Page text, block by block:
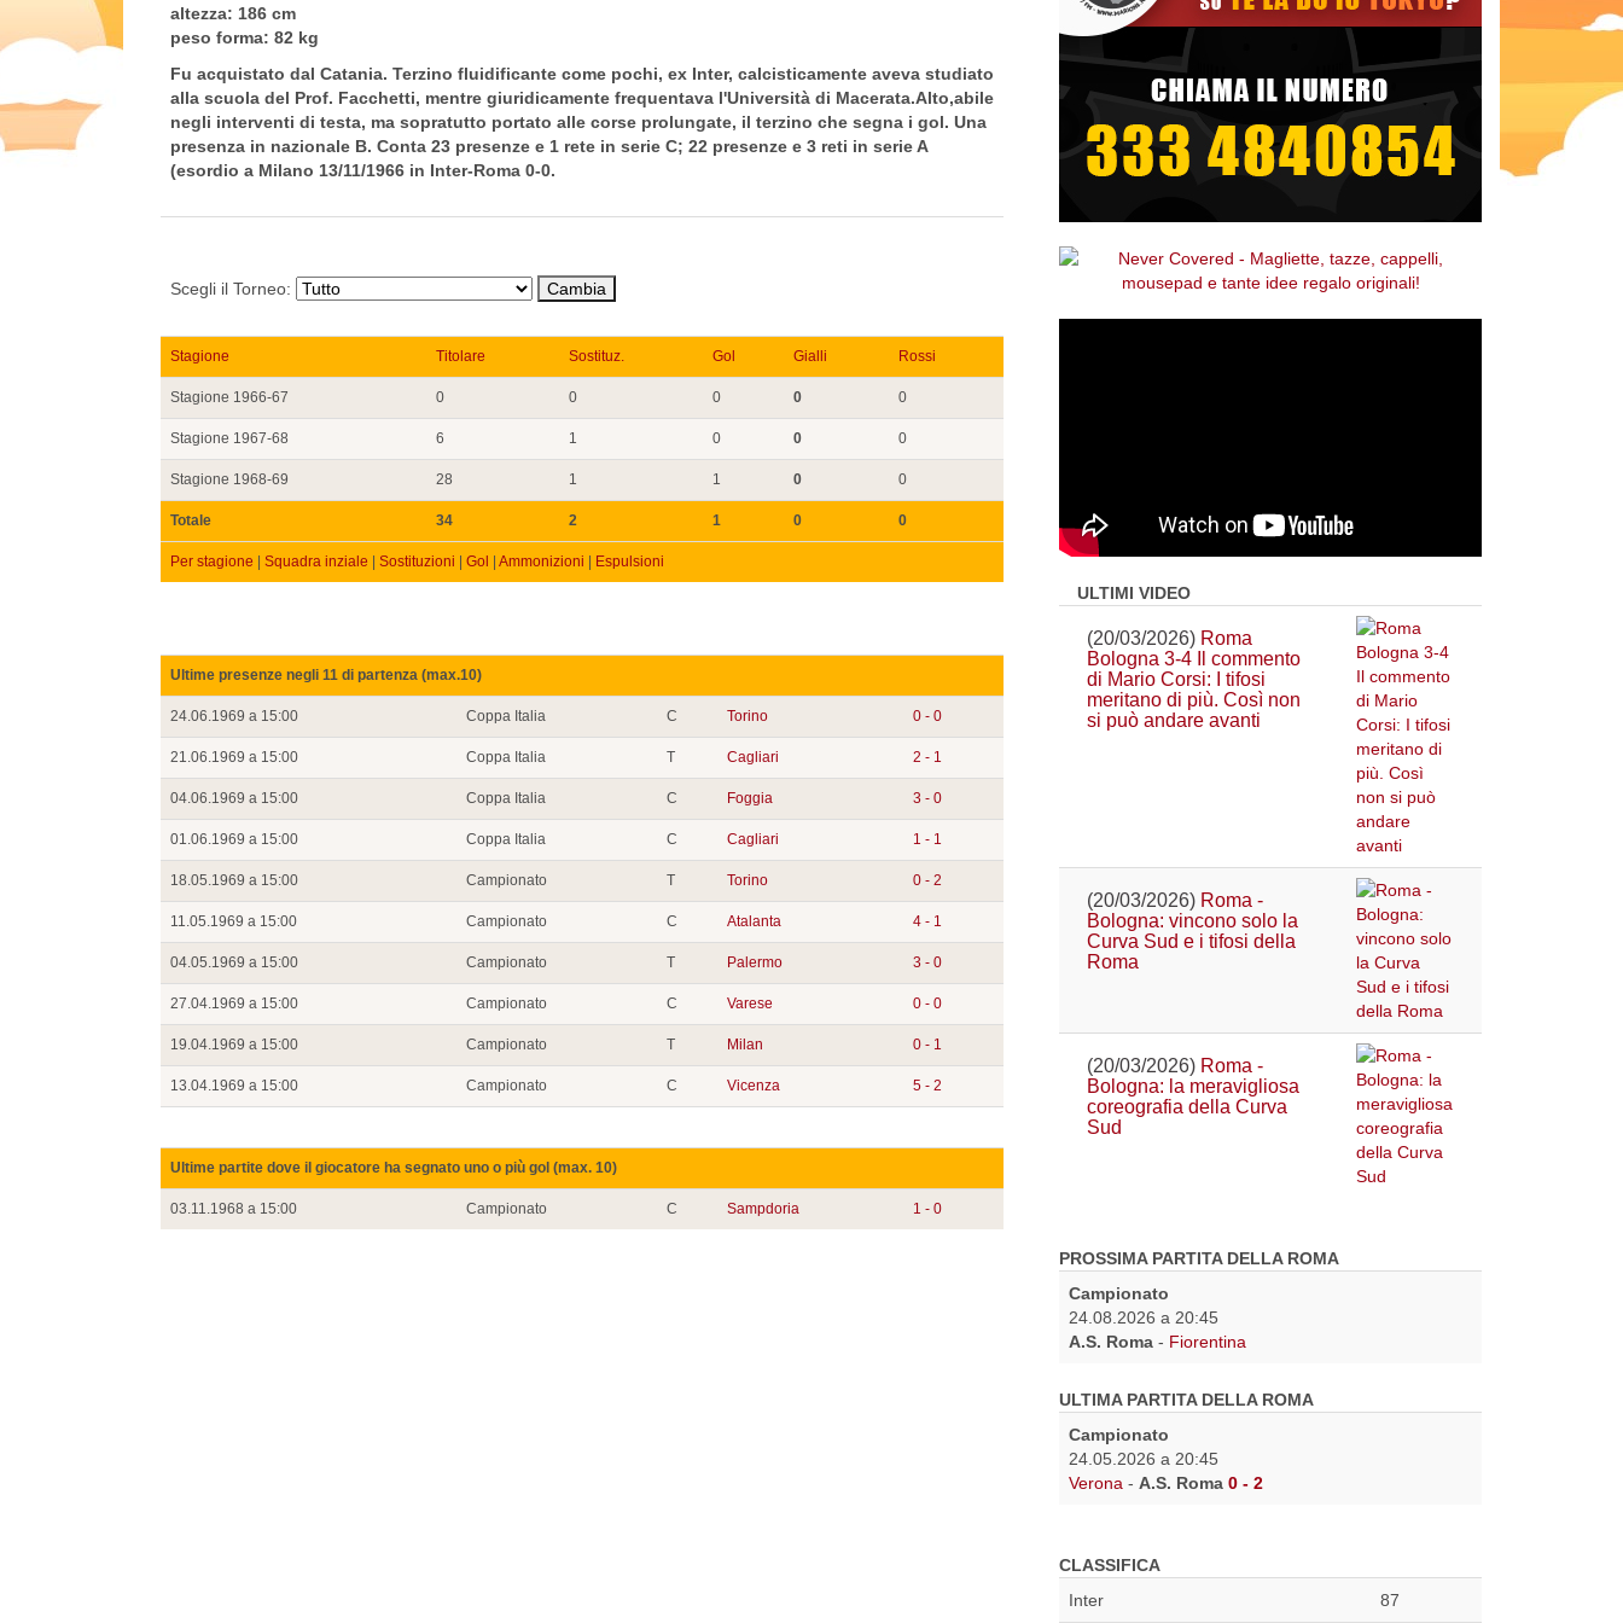
altezza: 186 cm
peso forma: 82 kg
Fu acquistato dal Catania. Terzino fluidificante come pochi, ex Inter, calcisticamente aveva studiato
alla scuola del Prof. Facchetti, mentre giuridicamente frequentava l'Università di Macerata.Alto,abile
negli interventi di testa, ma sopratutto portato alle corse prolungate, il terzino che segna i gol. Una
presenza in nazionale B. Conta 23 presenze e 1 rete in serie C; 22 presenze e 3 reti in serie A
(esordio a Milano 13/11/1966 in Inter-Roma 0-0.
Scegli il Torneo:
Stagione Titolare Sostituz. Gol Gialli Rossi
Stagione 1966-67 0 0 0 0 0
Stagione 1967-68 6 1 0 0 0
Stagione 1968-69 28 1 1 0 0
Totale 34 2 1 0 0
Per stagione | Squadra inziale | Sostituzioni | Gol | Ammonizioni | Espulsioni
Ultime presenze negli 11 di partenza (max.10)
24.06.1969 a 15:00 Coppa Italia C Torino 0 - 0
21.06.1969 a 15:00 Coppa Italia T Cagliari 2 - 1
04.06.1969 a 15:00 Coppa Italia C Foggia 3 - 0
01.06.1969 a 15:00 Coppa Italia C Cagliari 1 - 1
18.05.1969 a 15:00 Campionato T Torino 0 - 2
11.05.1969 a 15:00 Campionato C Atalanta 4 - 1
04.05.1969 a 15:00 Campionato T Palermo 3 - 0
27.04.1969 a 15:00 Campionato C Varese 0 - 0
19.04.1969 a 15:00 Campionato T Milan 0 - 1
13.04.1969 a 15:00 Campionato C Vicenza 5 - 2
Ultime partite dove il giocatore ha segnato uno o più gol (max. 10)
03.11.1968 a 15:00 Campionato C Sampdoria 1 - 0
ULTIMI VIDEO
(20/03/2026) Roma
Bologna 3-4 Il commento
di Mario Corsi: I tifosi
meritano di più. Così non
si può andare avanti
(20/03/2026) Roma -
Bologna: vincono solo la
Curva Sud e i tifosi della
Roma
(20/03/2026) Roma -
Bologna: la meravigliosa
coreografia della Curva
Sud
PROSSIMA PARTITA DELLA ROMA
Campionato
24.08.2026 a 20:45
A.S. Roma - Fiorentina
ULTIMA PARTITA DELLA ROMA
Campionato
24.05.2026 a 20:45
Verona - A.S. Roma 0 - 2
CLASSIFICA
Inter
87